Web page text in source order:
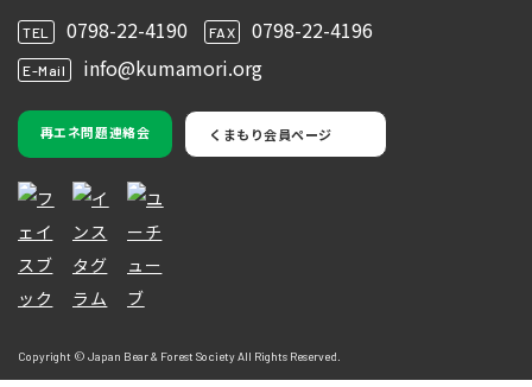
TEL 0798-22-4190 FAX 0798-22-4196
E-Mail info@kumamori.org
再エネ問題連絡会 くまもり会員ページ
Copyright © Japan Bear & Forest Society All Rights Reserved.